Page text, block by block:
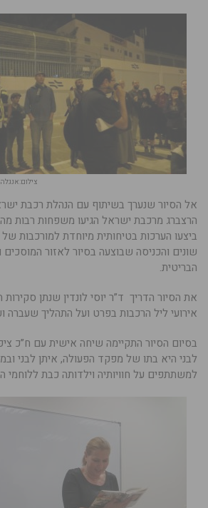
צילום:אנגלה
אל הסיור שנערך בשיתוף עם הנהלת רכבת
הרצברג מרכבת ישראל הגיעו משפחות רבות
ביצעו הערכות בטיחותית מיוחדת למורכבות
שונים והכניסה שבוצעה בסיור לאזור
הבריטית.
את הסיור הדריך ד”ר יוסי לונדין שנתן סקירות
אירועי ליל הרכבות בפרט ועל התהליך שעברה
בסיום הסיור התקיימה שיחה אישית עם ח”כ
לבני היא בתו של מפקד הפעולה, איתן לבני
למשתתפים על חוויותיה וילדותה כבת ללוחמי